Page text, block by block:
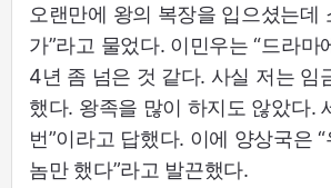
오랜만에 왕의 복장을 입으셨는데
가”라고 물었다. 이민우는 “드라마
4년 좀 넘은 것 같다. 사실 저는 임
했다. 왕족을 많이 하지도 않았다.
번”이라고 답했다. 이에 양상국은
놈만 했다”라고 발끈했다.